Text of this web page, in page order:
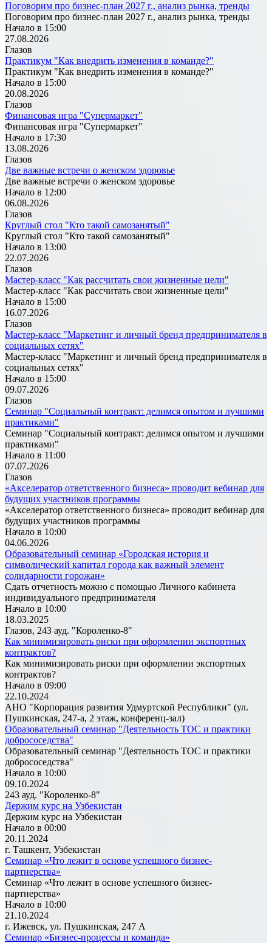
Поговорим про бизнес-план 2027 г., анализ рынка, тренды
Поговорим про бизнес-план 2027 г., анализ рынка, тренды
Начало в 15:00
27.08.2026
Глазов
Практикум "Как внедрить изменения в команде?"
Практикум "Как внедрить изменения в команде?"
Начало в 15:00
20.08.2026
Глазов
Финансовая игра "Супермаркет"
Финансовая игра "Супермаркет"
Начало в 17:30
13.08.2026
Глазов
Две важные встречи о женском здоровье
Две важные встречи о женском здоровье
Начало в 12:00
06.08.2026
Глазов
Круглый стол "Кто такой самозанятый"
Круглый стол "Кто такой самозанятый"
Начало в 13:00
22.07.2026
Глазов
Мастер-класс "Как рассчитать свои жизненные цели"
Мастер-класс "Как рассчитать свои жизненные цели"
Начало в 15:00
16.07.2026
Глазов
Мастер-класс "Маркетинг и личный бренд предпринимателя в
социальных сетях"
Мастер-класс "Маркетинг и личный бренд предпринимателя в
социальных сетях"
Начало в 15:00
09.07.2026
Глазов
Семинар "Социальный контракт: делимся опытом и лучшими
практиками"
Семинар "Социальный контракт: делимся опытом и лучшими
практиками"
Начало в 11:00
07.07.2026
Глазов
«Акселератор ответственного бизнеса» проводит вебинар для
будущих участников программы
«Акселератор ответственного бизнеса» проводит вебинар для
будущих участников программы
Начало в 10:00
04.06.2026
Образовательный семинар «Городская история и
символический капитал города как важный элемент
солидарности горожан»
Сдать отчетность можно с помощью Личного кабинета
индивидуального предпринимателя
Начало в 10:00
18.03.2025
Глазов, 243 ауд. "Короленко-8"
Как минимизировать риски при оформлении экспортных
контрактов?
Как минимизировать риски при оформлении экспортных
контрактов?
Начало в 09:00
22.10.2024
АНО "Корпорация развития Удмуртской Республики" (ул.
Пушкинская, 247-а, 2 этаж, конференц-зал)
Образовательный семинар "Деятельность ТОС и практики
добрососедства"
Образовательный семинар "Деятельность ТОС и практики
добрососедства"
Начало в 10:00
09.10.2024
243 ауд. "Короленко-8"
Держим курс на Узбекистан
Держим курс на Узбекистан
Начало в 00:00
20.11.2024
г. Ташкент, Узбекистан
Семинар «Что лежит в основе успешного бизнес-
партнерства»
Семинар «Что лежит в основе успешного бизнес-
партнерства»
Начало в 10:00
21.10.2024
г. Ижевск, ул. Пушкинская, 247 А
Семинар «Бизнес-процессы и команда»